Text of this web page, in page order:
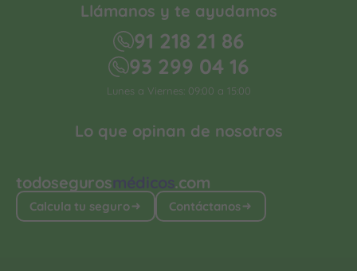
todosegurosmédicos.com
Calcula tu seguro Contáctanos
Lo que opinan de nosotros
Llámanos y te ayudamos
91 218 21 86
93 299 04 16
Lunes a Viernes: 09:00 a 15:00